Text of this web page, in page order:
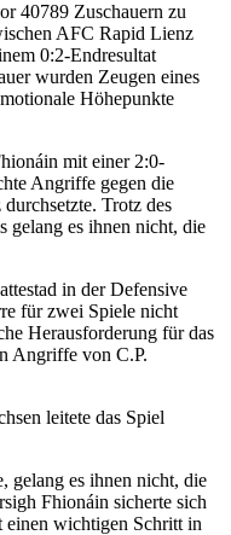
40789 Zuschauern zu
AFC Rapid Lienz
0:2-Endresultat
wurden Zeugen eines
Höhepunkte
mit einer 2:0-
Angriffe gegen die
Trotz des
gelang es ihnen nicht, die
in der Defensive
für zwei Spiele nicht
Herausforderung für das
Angriffe von C.P.
leitete das Spiel
gelang es ihnen nicht, die
Fhionáin sicherte sich
einen wichtigen Schritt in